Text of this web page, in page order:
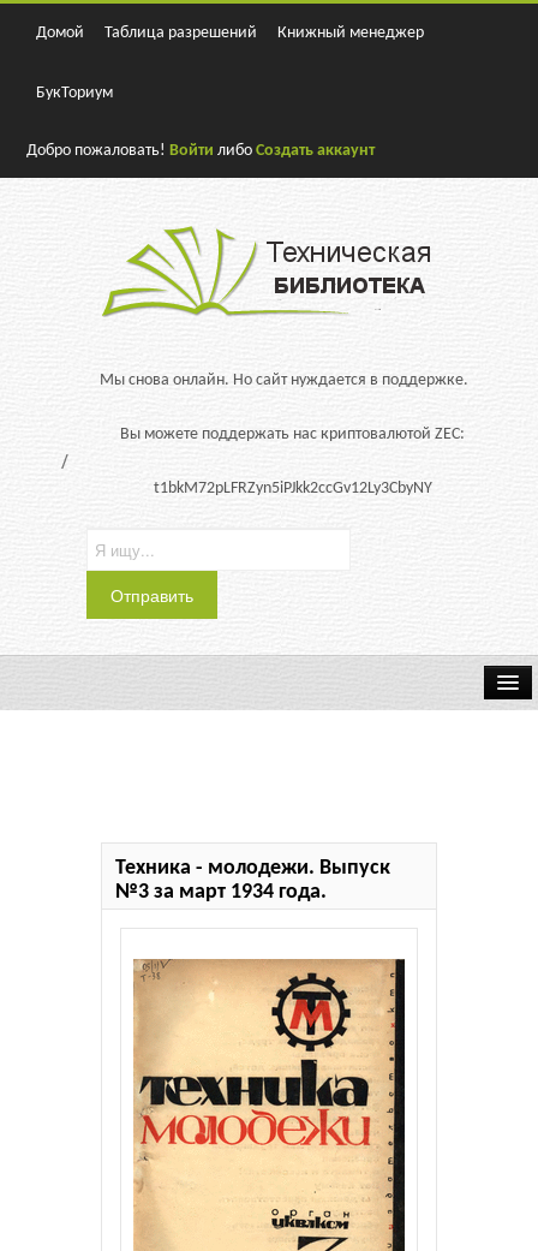
Домой Таблица разрешений Книжный менеджер
БукТориум
Добро пожаловать!Войти либоСоздать аккаунт
Мы снова онлайн. Но сайт нуждается в поддержке.
Вы можете поддержать нас криптовалютой ZEC:
t1bkM72pLFRZyn5iPJkk2ccGv12Ly3CbyNY
Техника - молодежи. Выпуск
№3 за март 1934 года.